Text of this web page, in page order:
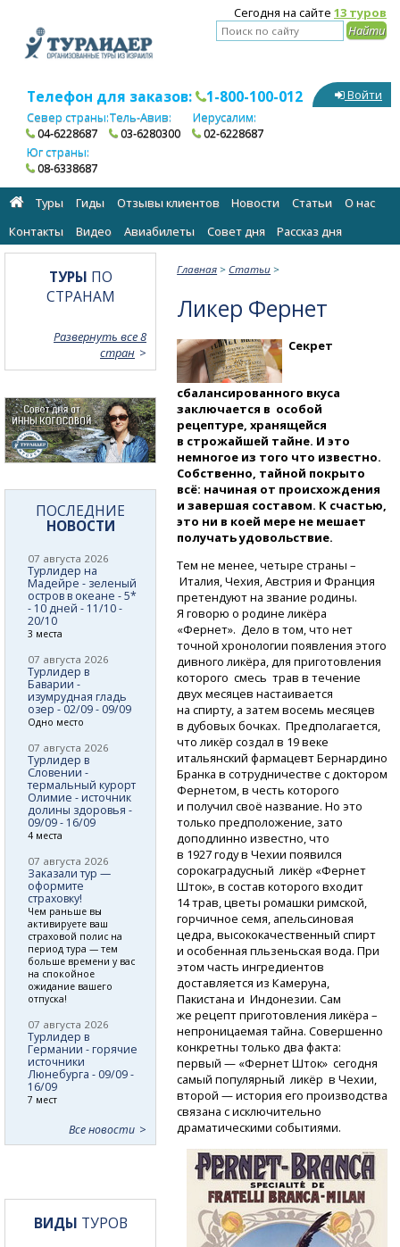
Сегодня на сайте 13 туров
Телефон для заказов: 1-800-100-012
Север страны:
04-6228687
Тель-Авив:
03-6280300
Иерусалим:
02-6228687
Юг страны:
08-6338687
Войти
Туры Гиды Отзывы клиентов Новости Статьи
О нас
Контакты
Видео Авиабилеты Cовет дня Рассказ дня
Главная > Статьи >
Ликер Фернет
Секрет
сбалансированного вкуса
заключается в особой
рецептуре, хранящейся
в строжайшей тайне. И это
немногое из того что известно.
Собственно, тайной покрыто
всё: начиная от происхождения
и завершая составом. К счастью,
это ни в коей мере не мешает
получать удовольствие.
Тем не менее, четыре страны –
Италия, Чехия, Австрия и Франция
претендуют на звание родины.
Я говорю о родине ликёра
«Фернет». Дело в том, что нет
точной хронологии появления этого
дивного ликёра, для приготовления
которого смесь трав в течение
двух месяцев настаивается
на спирту, а затем восемь месяцев
в дубовых бочках. Предполагается,
что ликёр создал в 19 веке
итальянский фармацевт Бернардино
Бранка в сотрудничестве с доктором
Фернетом, в честь которого
и получил своё название. Но это
только предположение, зато
доподлинно известно, что
в 1927 году в Чехии появился
сорокаградусный ликёр «Фернет
Шток», в состав которого входит
14 трав, цветы ромашки римской,
горчичное семя, апельсиновая
цедра, высококачественный спирт
и особенная пльзеньская вода. При
этом часть ингредиентов
доставляется из Камеруна,
Пакистана и Индонезии. Сам
же рецепт приготовления ликёра –
непроницаемая тайна. Совершенно
конкретны только два факта:
первый — «Фернет Шток» сегодня
самый популярный ликёр в Чехии,
второй — история его производства
связана с исключительно
драматическими событиями.
ТУРЫ ПО
СТРАНАМ
Развернуть все 8
стран
ПОСЛЕДНИЕ
НОВОСТИ
07 августа 2026
Турлидер на
Мадейре - зеленый
остров в океане - 5*
- 10 дней - 11/10 -
20/10
3 места
07 августа 2026
Турлидер в
Баварии -
изумрудная гладь
озер - 02/09 - 09/09
Одно место
07 августа 2026
Турлидер в
Словении -
термальный курорт
Олимие - источник
долины здоровья -
09/09 - 16/09
4 места
07 августа 2026
Заказали тур —
оформите
страховку!
Чем раньше вы
активируете ваш
страховой полис на
период тура — тем
больше времени у вас
на спокойное
ожидание вашего
отпуска!
07 августа 2026
Турлидер в
Германии - горячие
источники
Люнебурга - 09/09 -
16/09
7 мест
Все новости
ВИДЫ ТУРОВ